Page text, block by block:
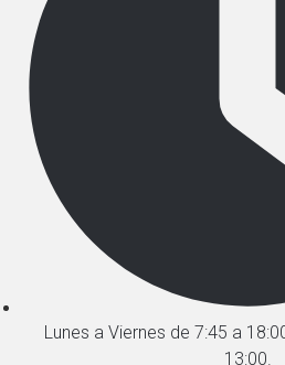
Lunes a Viernes de 7:45 a
13:00.